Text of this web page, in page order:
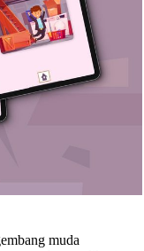
muda